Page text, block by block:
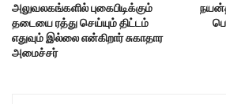
அலுவலகங்களில் புகைபிடிக்கும்
தடையை ரத்து செய்யும் திட்டம்
எதுவும் இல்லை என்கிறார் சுகாதார
அமைச்சர்